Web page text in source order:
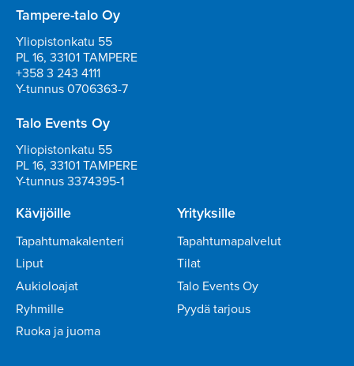
Tampere-talo Oy
Yliopistonkatu 55
PL 16, 33101 TAMPERE
+358 3 243 4111
Y-tunnus 0706363-7
Talo Events Oy
Yliopistonkatu 55
PL 16, 33101 TAMPERE
Y-tunnus 3374395-1
Kävijöille
Tapahtumakalenteri
Liput
Aukioloajat
Ryhmille
Ruoka ja juoma
Yrityksille
Tapahtumapalvelut
Tilat
Talo Events Oy
Pyydä tarjous